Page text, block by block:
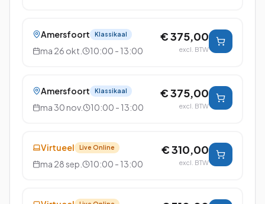
Amersfoort Klassikaal
ma 26 okt. 10:00 - 13:00
€ 375,00
excl. BTW
Amersfoort Klassikaal
ma 30 nov. 10:00 - 13:00
€ 375,00
excl. BTW
Virtueel Live Online
ma 28 sep. 10:00 - 13:00
€ 310,00
excl. BTW